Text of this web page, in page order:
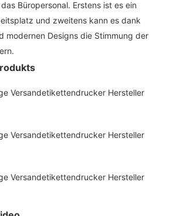
Büropersonal. Erstens ist es ein
und zweitens kann es dank
modernen Designs die Stimmung der